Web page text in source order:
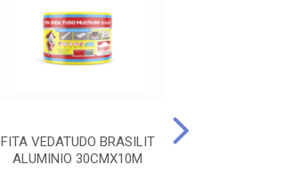
FITA VEDATUDO BRASILIT
ALUMINIO 30CMX10M